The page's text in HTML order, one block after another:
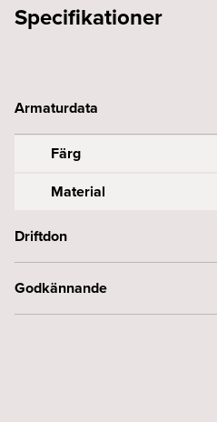
Specifikationer
Armaturdata
Färg
Material
Driftdon
Överkopplingsbox
Godkännande